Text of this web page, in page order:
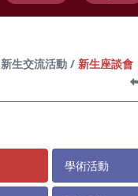
新生交流活動
新生座談會
學術活動